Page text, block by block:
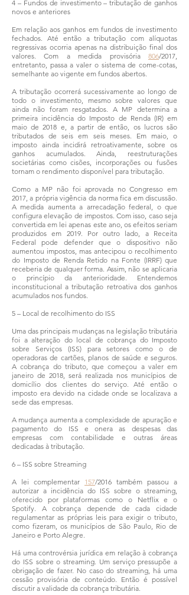
4 – Fundos de investimento – tributação de ganhos
novos e anteriores
Em relação aos ganhos em fundos de investimento
fechados. Até então a tributação com alíquotas
regressivas ocorria apenas na distribuição final dos
valores. Com a medida provisória 806/2017,
entretanto, passa a valer o sistema de come-cotas,
semelhante ao vigente em fundos abertos.
A tributação ocorrerá sucessivamente ao longo de
todo o investimento, mesmo sobre valores que
ainda não foram resgatados. A MP determina a
primeira incidência do Imposto de Renda (IR) em
maio de 2018 e, a partir de então, os lucros são
tributados de seis em seis meses. Em maio, o
imposto ainda incidirá retroativamente, sobre os
ganhos acumulados. Ainda, reestruturações
societárias como cisões, incorporações ou fusões
tornam o rendimento disponível para tributação.
Como a MP não foi aprovada no Congresso em
2017, a própria vigência da norma fica em discussão.
A medida aumenta a arrecadação federal, o que
configura elevação de impostos. Com isso, caso seja
convertida em lei apenas este ano, os efeitos seriam
produzidos em 2019. Por outro lado, a Receita
Federal pode defender que o dispositivo não
aumentou impostos, mas antecipou o recolhimento
do Imposto de Renda Retido na Fonte (IRRF) que
receberia de qualquer forma. Assim, não se aplicaria
o princípio da anterioridade. Entendemos
inconstitucional a tributação retroativa dos ganhos
acumulados nos fundos.
5 – Local de recolhimento do ISS
Uma das principais mudanças na legislação tributária
foi a alteração do local de cobrança do Imposto
sobre Serviços (ISS) para setores como o de
operadoras de cartões, planos de saúde e seguros.
A cobrança do tributo, que começou a valer em
janeiro de 2018, será realizada nos municípios de
domicílio dos clientes do serviço. Até então o
imposto era devido na cidade onde se localizava a
sede das empresas.
A mudança aumenta a complexidade de apuração e
pagamento do ISS e onera as despesas das
empresas com contabilidade e outras áreas
dedicadas à tributação.
6 – ISS sobre Streaming
A lei complementar 157/2016 também passou a
autorizar a incidência do ISS sobre o streaming,
oferecido por plataformas como o Netflix e o
Spotify. A cobrança depende de cada cidade
regulamentar as próprias leis para exigir o tributo,
como fizeram, os municípios de São Paulo, Rio de
Janeiro e Porto Alegre.
Há uma controvérsia jurídica em relação à cobrança
do ISS sobre o streaming. Um serviço pressupõe a
obrigação de fazer. No caso do streaming, há uma
cessão provisória de conteúdo. Então é possível
discutir a validade da cobrança tributária.